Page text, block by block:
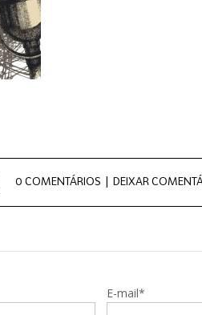
0 COMENTÁRIOS | DEIXAR
E-mail*